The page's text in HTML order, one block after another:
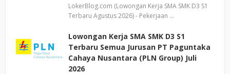
LokerBlog.com (Lowongan Kerja SMA SMK D3 S1
Terbaru Agustus 2026) - Pekerjaan …
Lowongan Kerja SMA SMK D3 S1
Terbaru Semua Jurusan PT Paguntaka
Cahaya Nusantara (PLN Group) Juli
2026